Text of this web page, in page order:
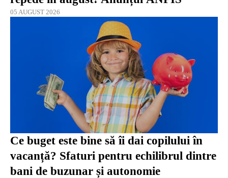
05 AUGUST 2026
Ce buget este bine să îi dai copilului în
vacanță? Sfaturi pentru echilibrul dintre
bani de buzunar și autonomie